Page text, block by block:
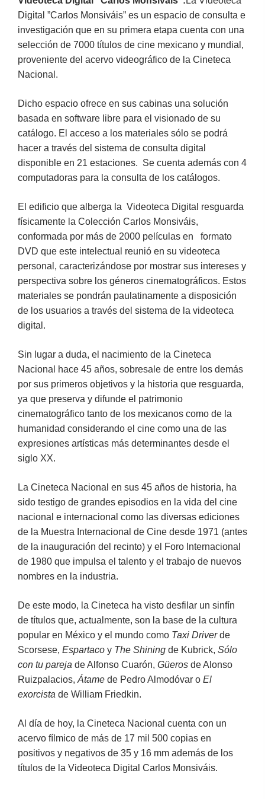
Digital ”Carlos Monsiváis” es un espacio de consulta e
investigación que en su primera etapa cuenta con una
selección de 7000 títulos de cine mexicano y mundial,
proveniente del acervo videográfico de la Cineteca
Nacional.
Dicho espacio ofrece en sus cabinas una solución
basada en software libre para el visionado de su
catálogo. El acceso a los materiales sólo se podrá
hacer a través del sistema de consulta digital
disponible en 21 estaciones. Se cuenta además con 4
computadoras para la consulta de los catálogos.
El edificio que alberga la Videoteca Digital resguarda
físicamente la Colección Carlos Monsiváis,
conformada por más de 2000 películas en formato
DVD que este intelectual reunió en su videoteca
personal, caracterizándose por mostrar sus intereses y
perspectiva sobre los géneros cinematográficos. Estos
materiales se pondrán paulatinamente a disposición
de los usuarios a través del sistema de la videoteca
digital.
Sin lugar a duda, el nacimiento de la Cineteca
Nacional hace 45 años, sobresale de entre los demás
por sus primeros objetivos y la historia que resguarda,
ya que preserva y difunde el patrimonio
cinematográfico tanto de los mexicanos como de la
humanidad considerando el cine como una de las
expresiones artísticas más determinantes desde el
siglo XX.
La Cineteca Nacional en sus 45 años de historia, ha
sido testigo de grandes episodios en la vida del cine
nacional e internacional como las diversas ediciones
de la Muestra Internacional de Cine desde 1971 (antes
de la inauguración del recinto) y el Foro Internacional
de 1980 que impulsa el talento y el trabajo de nuevos
nombres en la industria.
De este modo, la Cineteca ha visto desfilar un sinfín
de títulos que, actualmente, son la base de la cultura
popular en México y el mundo como Taxi Driverde
Scorsese, Espartaco y The Shining de Kubrick, Sólo
con tu pareja de Alfonso Cuarón, Güeros de Alonso
Ruizpalacios, Átame de Pedro Almodóvar o El
exorcista de William Friedkin.
Al día de hoy, la Cineteca Nacional cuenta con un
acervo fílmico de más de 17 mil 500 copias en
positivos y negativos de 35 y 16 mm además de los
títulos de la Videoteca Digital Carlos Monsiváis.